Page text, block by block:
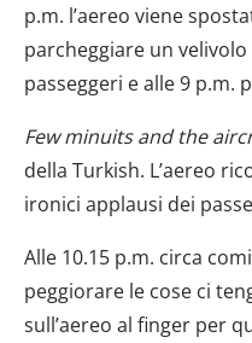
p.m. l’aereo viene
parcheggiare un
passeggeri e alle 9 p.m.
Few minuits and the
della Turkish. L’aereo
ironici applausi dei
Alle 10.15 p.m. circa
peggiorare le cose ci
sull’aereo al finger per